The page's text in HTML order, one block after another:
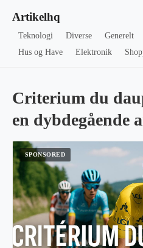
Artikelhq
Teknologi Diverse Generelt
Hus og Have
Elektronik
Criterium du
en dybdegående